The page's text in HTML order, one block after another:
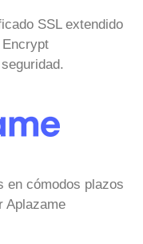
SSL extendido
en cómodos plazos
Aplazame